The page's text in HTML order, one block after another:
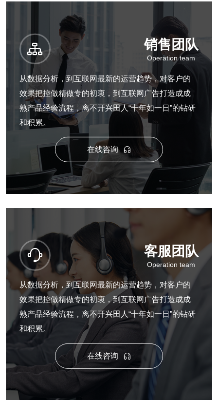
 销售团队
Operation team
从数据分析，到互联网最新的运营趋势，对客户的
效果把控做精做专的初衷，到互联网广告打造成成
熟产品经验流程，离不开兴田人“十年如一日”的钻研
和积累。
在线咨询 
 客服团队
Operation team
从数据分析，到互联网最新的运营趋势，对客户的
效果把控做精做专的初衷，到互联网广告打造成成
熟产品经验流程，离不开兴田人“十年如一日”的钻研
和积累。
在线咨询 